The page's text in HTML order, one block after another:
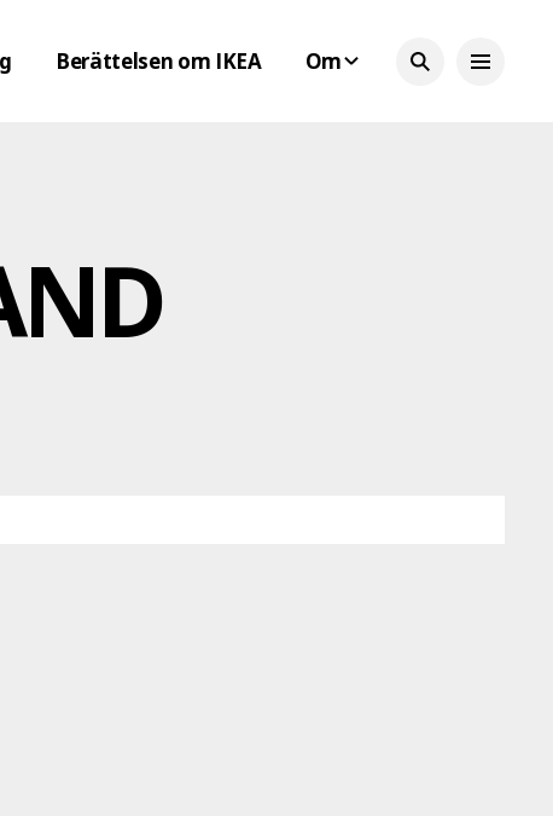
Berättelsen om IKEA Om